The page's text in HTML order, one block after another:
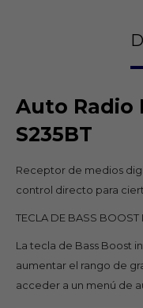
Auto Radio
S235BT
Receptor de medios
control directo para
TECLA DE BASS BOOST
La tecla de Bass Boost
aumentar el rango de
acceder a un menú de